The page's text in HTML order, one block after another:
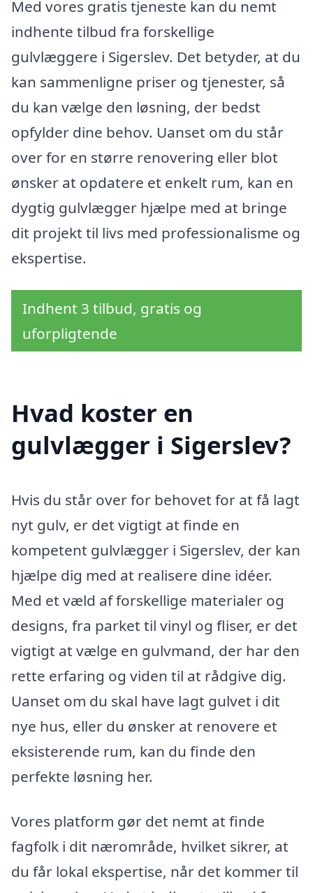
Med vores gratis tjeneste kan du nemt
indhente tilbud fra forskellige
gulvlæggere i Sigerslev. Det betyder, at du
kan sammenligne priser og tjenester, så
du kan vælge den løsning, der bedst
opfylder dine behov. Uanset om du står
over for en større renovering eller blot
ønsker at opdatere et enkelt rum, kan en
dygtig gulvlægger hjælpe med at bringe
dit projekt til livs med professionalisme og
ekspertise.
Indhent 3 tilbud, gratis og
uforpligtende
Hvad koster en
gulvlægger i Sigerslev?
Hvis du står over for behovet for at få lagt
nyt gulv, er det vigtigt at finde en
kompetent gulvlægger i Sigerslev, der kan
hjælpe dig med at realisere dine idéer.
Med et væld af forskellige materialer og
designs, fra parket til vinyl og fliser, er det
vigtigt at vælge en gulvmand, der har den
rette erfaring og viden til at rådgive dig.
Uanset om du skal have lagt gulvet i dit
nye hus, eller du ønsker at renovere et
eksisterende rum, kan du finde den
perfekte løsning her.
Vores platform gør det nemt at finde
fagfolk i dit nærområde, hvilket sikrer, at
du får lokal ekspertise, når det kommer til